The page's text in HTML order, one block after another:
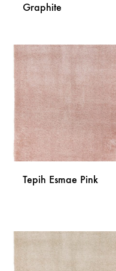
Graphite
Tepih Esmae Pink